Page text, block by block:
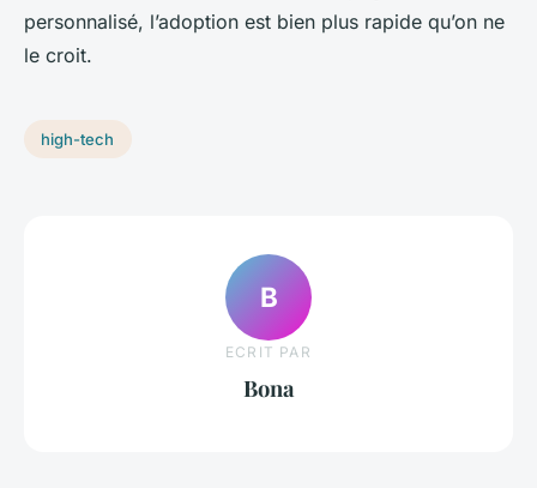
personnalisé, l’adoption est bien plus rapide qu’on ne
le croit.
high-tech
B
ECRIT PAR
Bona